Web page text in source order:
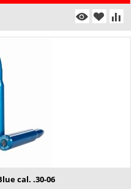
cal. .30-06